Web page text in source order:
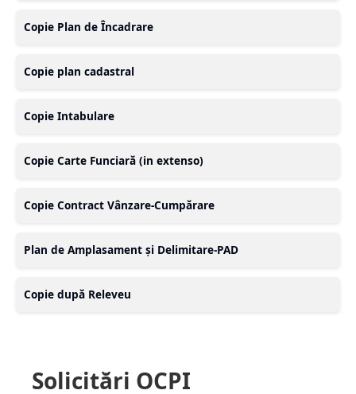
Copie Plan de Încadrare
Copie plan cadastral
Copie Intabulare
Copie Carte Funciară (in extenso)
Copie Contract Vânzare-Cumpărare
Plan de Amplasament și Delimitare-PAD
Copie după Releveu
Solicitări OCPI